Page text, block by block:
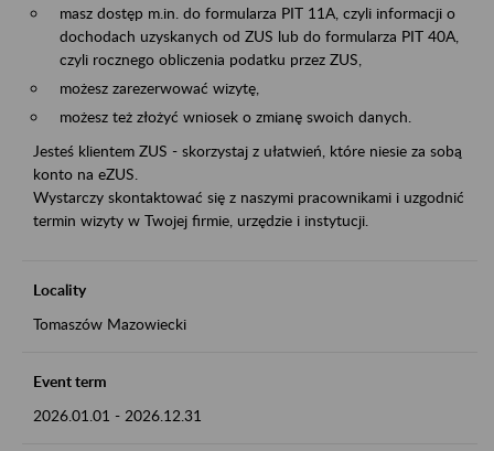
masz dostęp m.in. do formularza PIT 11A, czyli informacji o
dochodach uzyskanych od ZUS lub do formularza PIT 40A,
czyli rocznego obliczenia podatku przez ZUS,
możesz zarezerwować wizytę,
możesz też złożyć wniosek o zmianę swoich danych.
Jesteś klientem ZUS - skorzystaj z ułatwień, które niesie za sobą
konto na eZUS.
Wystarczy skontaktować się z naszymi pracownikami i uzgodnić
termin wizyty w Twojej firmie, urzędzie i instytucji.
Locality
Tomaszów Mazowiecki
Event term
2026.01.01 - 2026.12.31